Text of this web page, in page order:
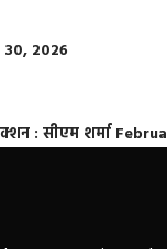
2026
: सीएम शर्मा